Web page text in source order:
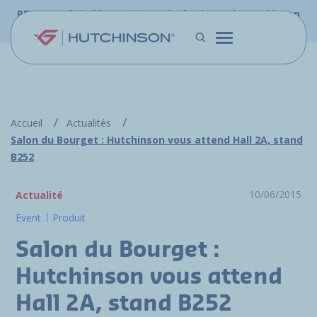
Aller au contenu principal
PFW.aero fait désormais partie du site web Hutchinson
Accueil
Actualités
Salon du Bourget : Hutchinson vous attend Hall 2A, stand
B252
Actualité
10/06/2015
Event
Produit
Salon du Bourget :
Hutchinson vous attend
Hall 2A, stand B252